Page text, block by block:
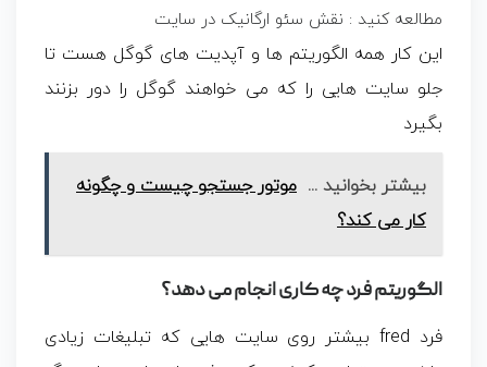
مطالعه کنید : نقش سئو ارگانیک در سایت
این کار همه الگوریتم ها و آپدیت های گوگل هست تا
جلو سایت هایی را که می خواهند گوگل را دور بزنند
بگیرد
بیشتر بخوانید ... موتور جستجو چیست و چگونه
کار می کند؟
الگوریتم فرد چه کاری انجام می دهد؟
فرد fred بیشتر روی سایت هایی که تبلیغات زیادی